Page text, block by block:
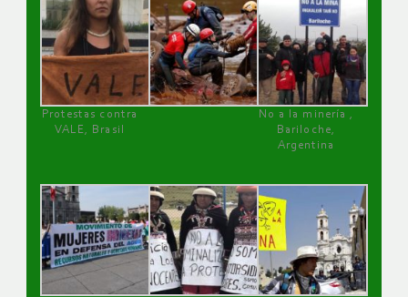
Protestas contra
VALE, Brasil
No a la minería ,
Bariloche,
Argentina